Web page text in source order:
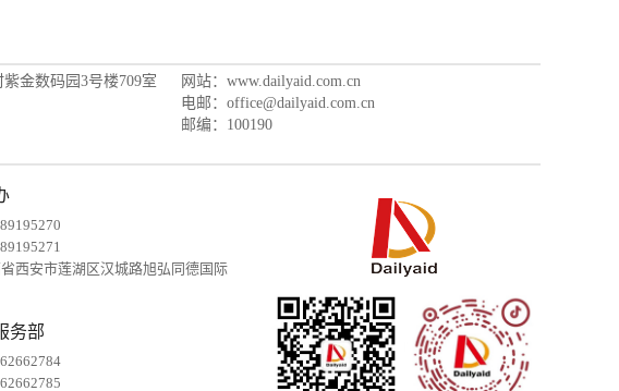
金数码园3号楼709室
网站：www.dailyaid.com.cn
电邮：office@dailyaid.com.cn
邮编：100190
西安市莲湖区汉城路旭弘同德国际
务部